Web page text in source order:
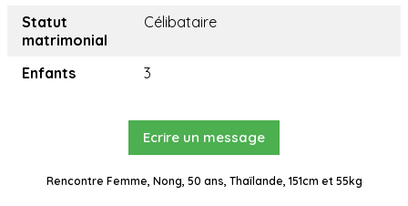
Statut
matrimonial
Célibataire
Enfants 3
Ecrire un message
Rencontre Femme, Nong, 50 ans, Thaïlande, 151cm et 55kg